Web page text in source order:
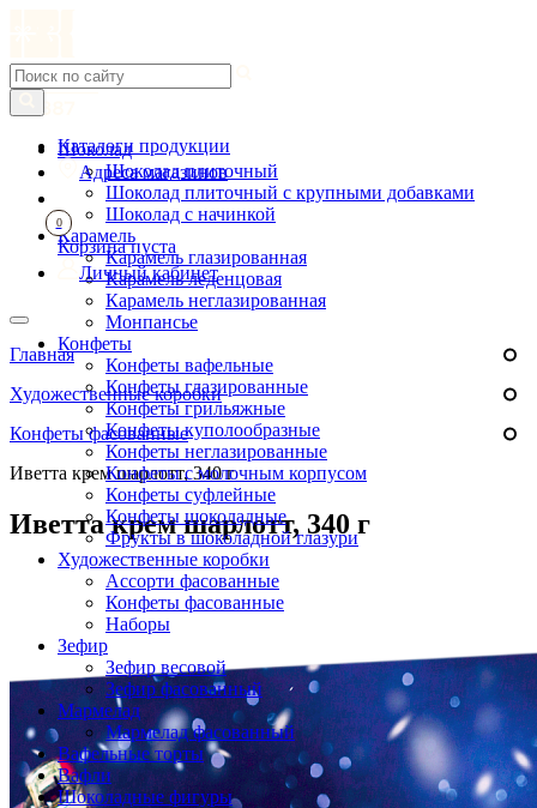
Шоколад
Шоколад плиточный
Шоколад плиточный с крупными добавками
Шоколад с начинкой
Карамель
Карамель глазированная
Карамель леденцовая
Карамель неглазированная
Монпансье
Конфеты
Конфеты вафельные
Конфеты глазированные
Конфеты грильяжные
Конфеты куполообразные
Конфеты неглазированные
Конфеты с молочным корпусом
Конфеты суфлейные
Конфеты шоколадные
Фрукты в шоколадной глазури
Художественные коробки
Ассорти фасованные
Конфеты фасованные
Наборы
Зефир
Зефир весовой
Зефир фасованный
Мармелад
Мармелад фасованный
Вафельные торты
Вафли
Шоколадные фигуры
Каталоги продукции
Адреса магазинов
0
Корзина пуста
Личный кабинет
Главная
Художественные коробки
Конфеты фасованные
Иветта крем шарлотт, 340 г
Иветта крем шарлотт, 340 г